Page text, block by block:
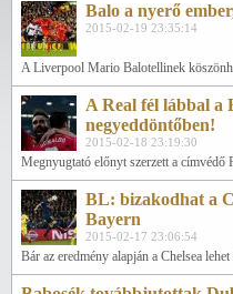
Balo a nyerő
2015-02-19 23:35:14
A Liverpool Mario Balotellinek
A Real fél lábbal a
negyeddöntőben!
2015-02-18 23:19:30
Megnyugtató előnyt szerzett a címvédő
BL: bizakodhat a
Bayern
2015-02-17 23:06:54
Bár az eredmény alapján a Chelsea